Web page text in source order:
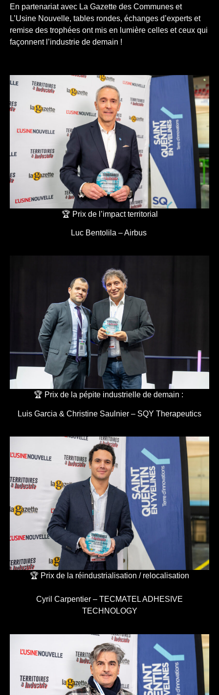
En partenariat avec La Gazette des Communes et
L’Usine Nouvelle, tables rondes, échanges d’experts et
remise des trophées ont mis en lumière celles et ceux qui
façonnent l’industrie de demain !
🏆 Prix de l’impact territorial
Luc Bentolila – Airbus
🏆 Prix de la pépite industrielle de demain :
Luis Garcia & Christine Saulnier – SQY Therapeutics
🏆 Prix de la réindustrialisation / relocalisation
Cyril Carpentier – TECMATEL ADHESIVE
TECHNOLOGY